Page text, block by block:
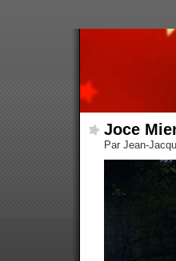
Joce
Par Jean-